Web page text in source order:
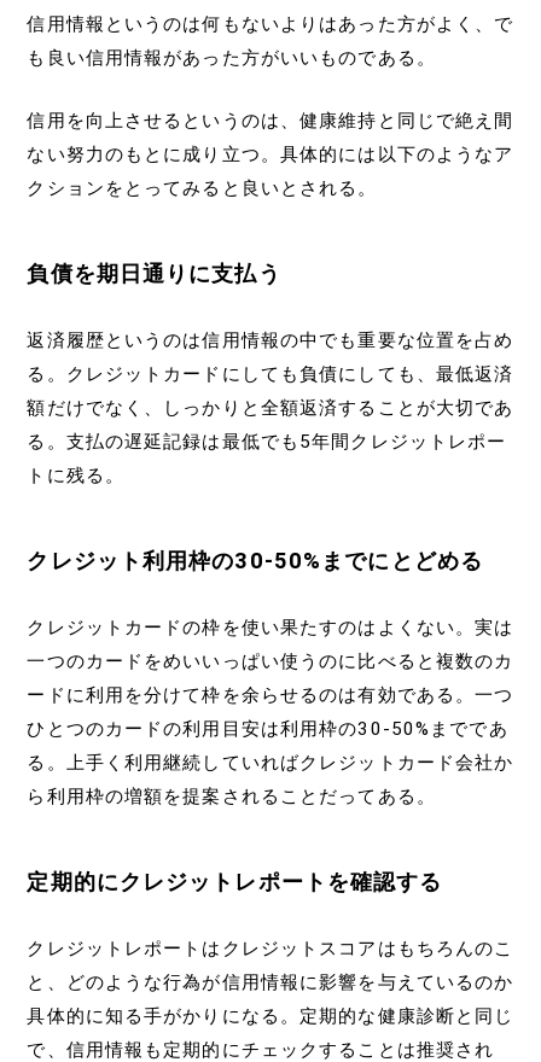
信用情報というのは何もないよりはあった方がよく、で
も良い信用情報があった方がいいものである。
信用を向上させるというのは、健康維持と同じで絶え間
ない努力のもとに成り立つ。具体的には以下のようなア
クションをとってみると良いとされる。
負債を期日通りに支払う
返済履歴というのは信用情報の中でも重要な位置を占め
る。クレジットカードにしても負債にしても、最低返済
額だけでなく、しっかりと全額返済することが大切であ
る。支払の遅延記録は最低でも5年間クレジットレポー
トに残る。
クレジット利用枠の30-50%までにとどめる
クレジットカードの枠を使い果たすのはよくない。実は
一つのカードをめいいっぱい使うのに比べると複数のカ
ードに利用を分けて枠を余らせるのは有効である。一つ
ひとつのカードの利用目安は利用枠の30-50%までであ
る。上手く利用継続していればクレジットカード会社か
ら利用枠の増額を提案されることだってある。
定期的にクレジットレポートを確認する
クレジットレポートはクレジットスコアはもちろんのこ
と、どのような行為が信用情報に影響を与えているのか
具体的に知る手がかりになる。定期的な健康診断と同じ
で、信用情報も定期的にチェックすることは推奨され